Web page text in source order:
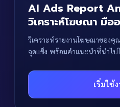
AI Ads Report
วิเคราะห์โฆษณา มือ
วิเคราะห์รายงานโฆษณาขอ
จุดแข็ง พร้อมคำแนะนำที่นำไป
เริ่มใช้